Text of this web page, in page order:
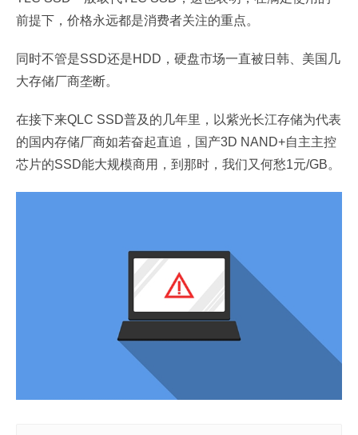
前提下，价格永远都是消费者关注的重点。
同时不管是SSD还是HDD，硬盘市场一直被日韩、美国几
大存储厂商垄断。
在接下来QLC SSD普及的几年里，以紫光长江存储为代表
的国内存储厂商如若奋起直追，国产3D NAND+自主主控
芯片的SSD能大规模商用，到那时，我们又何愁1元/GB。